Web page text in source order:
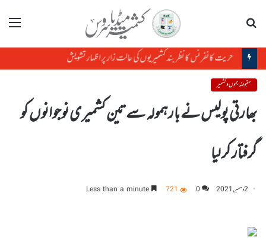
مینو
حریت کانفرنس کا نظر بند کشمیریوں کی حالت زار پر اظہار تشویش
مقبوضہ جموں و کشمیر
بھارتی پولیس نے بارہمولہ سے تین کشمیری نوجوانوں کو
گرفتار کر لیا
2 دسمبر, 2021 0
721